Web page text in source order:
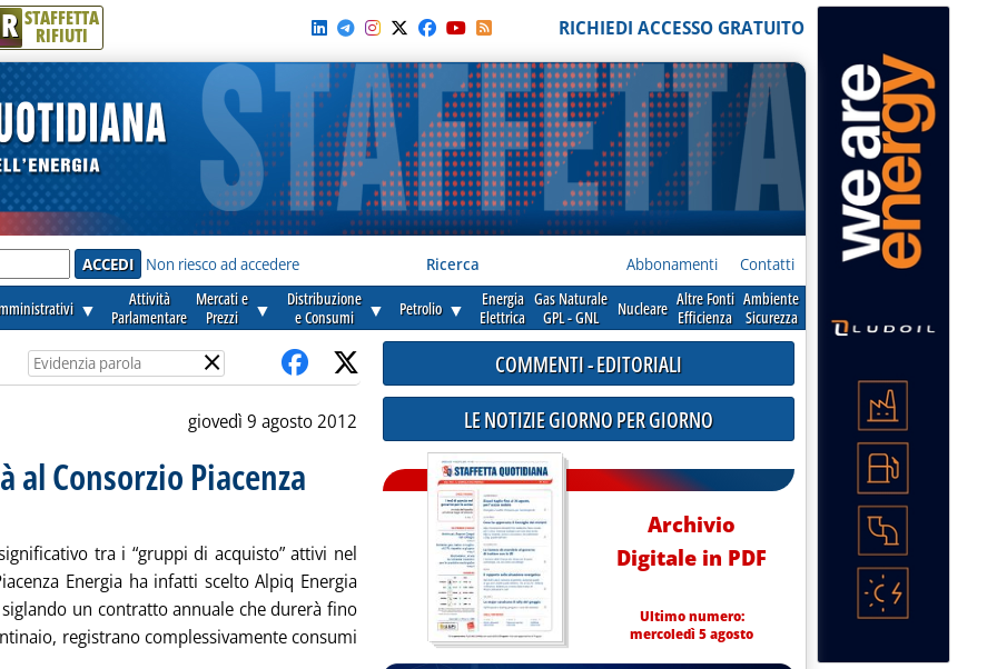
R STAFFETTA
RIFIUTI RICHIEDI ACCESSO GRATUITO
Non riesco ad accedere Ricerca Abbonamenti Contatti
▼
Attività
Parlamentare
Mercati e
Prezzi
▼
Distribuzione
e Consumi
▼ Petrolio ▼
Energia
Elettrica
Gas Naturale
GPL - GNL
Nucleare Altre Fonti
Efficienza
Ambiente
Sicurezza
×
giovedì 9 agosto 2012
Consorzio Piacenza
tra i “gruppi di acquisto” attivi nel
Energia ha infatti scelto Alpiq Energia
un contratto annuale che durerà fino
registrano complessivamente consumi
COMMENTI - EDITORIALI
LE NOTIZIE GIORNO PER GIORNO
Archivio
Digitale in PDF
Ultimo numero:
mercoledì 5 agosto